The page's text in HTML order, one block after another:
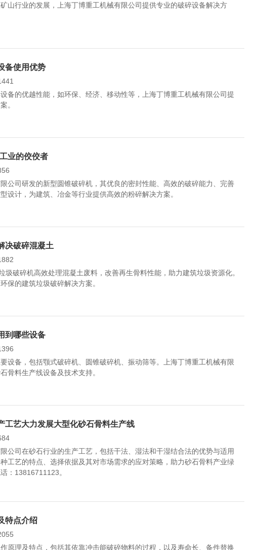
山行业的发展，上海丁博重工机械有限公司提供专业的破碎设备解决方
备使用优势
备的优越性能，如环保、经济、移动性等，上海丁博重工机械有限公司提
。
业的佼佼者
公司研发的新型圆锥破碎机，其优良的密封性能、高效的破碎能力、完善
设计，为建筑、冶金等行业提供高效的粉碎解决方案。
决破碎混凝土
圾破碎机高效处理混凝土废料，改善再生骨料性能，助力建筑垃圾资源化。
保的建筑垃圾破碎解决方案。
到哪些设备
设备，包括颚式破碎机、圆锥破碎机、振动筛等。上海丁博重工机械有限
骨料生产线设备及技术支持。
工艺大力发展大型化砂石骨料生产线
公司在砂石行业的生产工艺，包括干法、湿法和干湿结合法的优势与适用
工艺的特点、选择依据及其对市场需求的应对策略，助力砂石骨料产业绿
：13816711123。
特点介绍​
原理及特点，包括其依靠冲击能破碎物料的过程，以及寿命长、备件替换